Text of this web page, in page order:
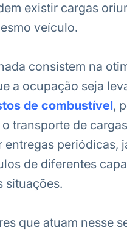
existir cargas
veículo.
consistem na
a ocupação seja
de combustível,
transporte de
periódicas,
de diferentes
situações.
que atuam nesse